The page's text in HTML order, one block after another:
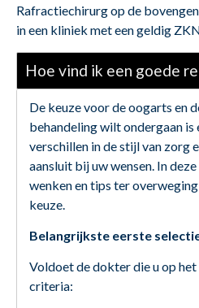
Rafractiechirurg op de
in een kliniek met een geldig
Hoe vind ik een goede
De keuze voor de oogarts en
behandeling wilt ondergaan
verschillen in de stijl van zorg
aansluit bij uw wensen. In
wenken en tips ter
keuze.
Belangrijkste eerste
Voldoet de dokter die u op
criteria: